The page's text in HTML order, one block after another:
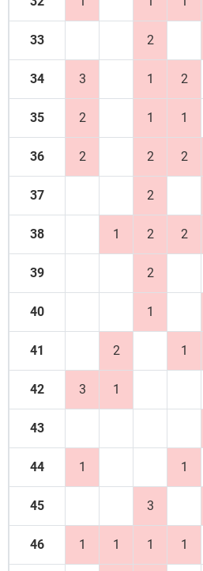
33 2
34 3 1 2
35 2 1 1
36 2 2 2
37 2
38 1 2 2
39 2
40 1
41 2 1
42 3 1
43
44 1 1
45 3
46 1 1 1 1